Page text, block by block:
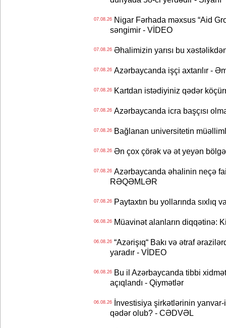
07.08.26Nigar Fərhada məxsus “Aid
səngimir - VİDEO
07.08.26Əhalimizin yarısı bu
07.08.26Azərbaycanda işçi axtarılır -
07.08.26Kartdan istədiyiniz qədər
07.08.26Azərbaycanda icra başçısı
07.08.26Bağlanan universitetin
07.08.26Ən çox çörək və ət yeyən
07.08.26Azərbaycanda əhalinin neçə
RƏQƏMLƏR
07.08.26Paytaxtın bu yollarında sıxlıq
06.08.26Müavinət alanların diqqətinə:
06.08.26“Azərişıq“ Bakı və ətraf
yaradır - VİDEO
06.08.26Bu il Azərbaycanda tibbi
açıqlandı - Qiymətlər
06.08.26İnvestisiya şirkətlərinin yanvar-
qədər olub? - CƏDVƏL